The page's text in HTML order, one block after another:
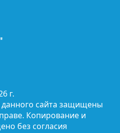
г.
сайта защищены
Копирование и
без согласия